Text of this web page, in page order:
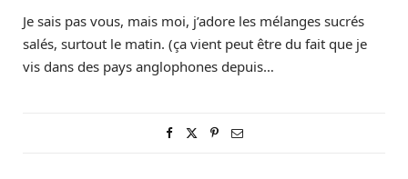
Je sais pas vous, mais moi, j’adore les mélanges sucrés
salés, surtout le matin. (ça vient peut être du fait que je
vis dans des pays anglophones depuis…